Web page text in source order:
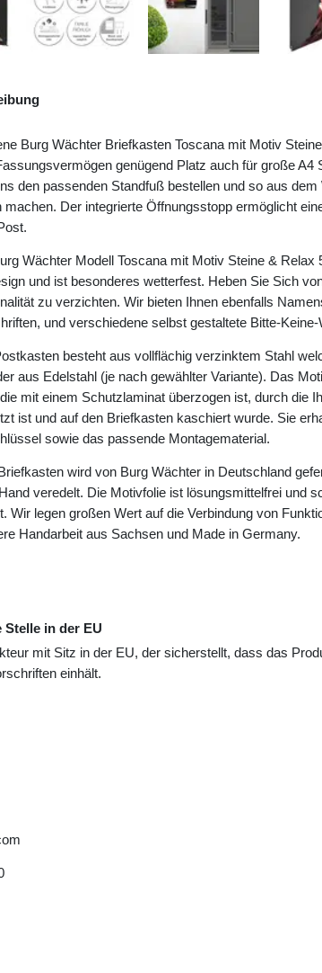
Burg Wächter Briefkasten Toscana mit Motiv
genügend Platz auch für große A4
den passenden Standfuß bestellen und so aus
machen. Der integrierte Öffnungsstopp ermöglicht
Wächter Modell Toscana mit Motiv Steine & Relax
und ist besonderes wetterfest. Heben Sie Sich
zu verzichten. Wir bieten Ihnen ebenfalls
und verschiedene selbst gestaltete Bitte-Keine-
besteht aus vollflächig verzinktem Stahl
aus Edelstahl (je nach gewählter Variante). Das
mit einem Schutzlaminat überzogen ist, durch die
ist und auf den Briefkasten kaschiert wurde. Sie
sowie das passende Montagematerial.
wird von Burg Wächter in Deutschland
veredelt. Die Motivfolie ist lösungsmittelfrei und
Wir legen großen Wert auf die Verbindung von
Handarbeit aus Sachsen und Made in Germany.
in der EU
mit Sitz in der EU, der sicherstellt, dass das
einhält.